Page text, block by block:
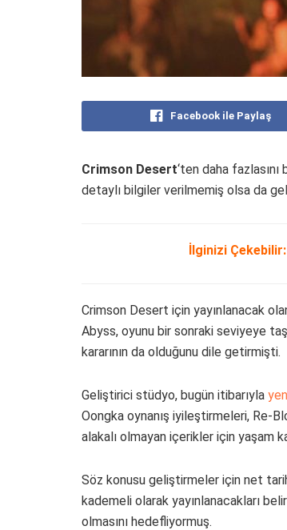
Facebook ile Paylaş
Crimson Desert‘ten daha
detaylı bilgiler verilmemiş olsa da
İlginizi Çekebilir:
Crimson Desert için yayınlanacak
Abyss, oyunu bir sonraki seviyeye
kararının da olduğunu dile getirmişti.
Geliştirici stüdyo, bugün itibarıyla
Oongka oynanış iyileştirmeleri, Re-
alakalı olmayan içerikler için yaşam
Söz konusu geliştirmeler için net
kademeli olarak yayınlanacakları
olmasını hedefliyormuş.